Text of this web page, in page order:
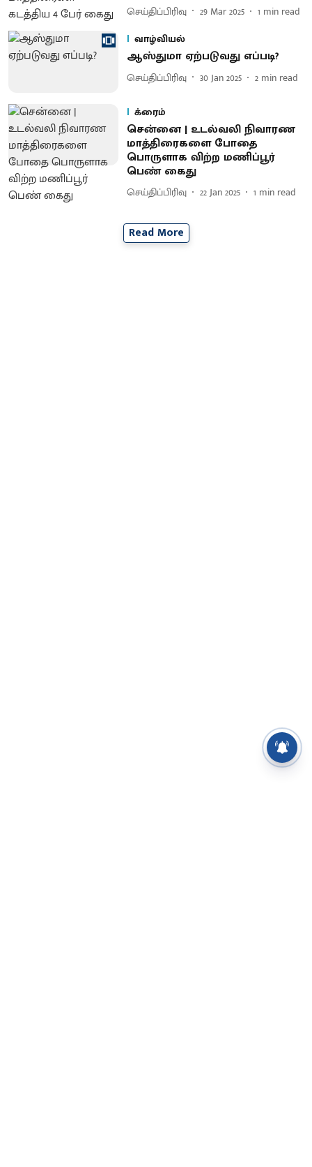
செய்திப்பிரிவு 29 Mar 2025 1 min read
வாழ்வியல்
ஆஸ்துமா ஏற்படுவது எப்படி?
செய்திப்பிரிவு 30 Jan 2025 2 min read
க்ரைம்
சென்னை | உடல்வலி நிவாரண
மாத்திரைகளை போதை
பொருளாக விற்ற மணிப்பூர்
பெண் கைது
செய்திப்பிரிவு 22 Jan 2025 1 min read
Read More